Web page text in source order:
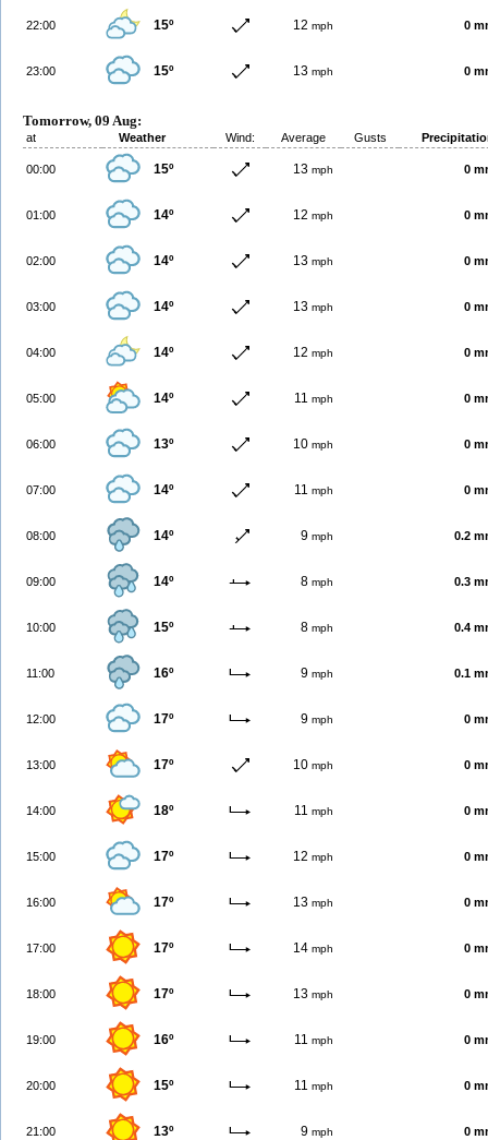
22:00 15º 12 mph 0
23:00 15º 13 mph 0
Tomorrow, 09 Aug:
at Weather Wind: Average Gusts
00:00 15º 13 mph 0
01:00 14º 12 mph 0
02:00 14º 13 mph 0
03:00 14º 13 mph 0
04:00 14º 12 mph 0
05:00 14º 11 mph 0
06:00 13º 10 mph 0
07:00 14º 11 mph 0
08:00 14º 9 mph 0.2
09:00 14º 8 mph 0.3
10:00 15º 8 mph 0.4
11:00 16º 9 mph 0.1
12:00 17º 9 mph 0
13:00 17º 10 mph 0
14:00 18º 11 mph 0
15:00 17º 12 mph 0
16:00 17º 13 mph 0
17:00 17º 14 mph 0
18:00 17º 13 mph 0
19:00 16º 11 mph 0
20:00 15º 11 mph 0
21:00 13º 9 mph 0